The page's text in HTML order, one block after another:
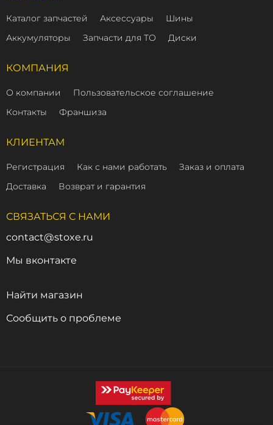
Каталог запчастей Аксессуары
Шины
Аккумуляторы
Запчасти для ТО Диски
КОМПАНИЯ
О компании
Пользовательское соглашение
Контакты
Франшиза
КЛИЕНТАМ
Регистрация Как с нами работать
Заказ и оплата
Доставка
Возврат и гарантия
СВЯЗАТЬСЯ С НАМИ
contact@stoxe.ru
Мы вконтакте
Найти магазин
Сообщить о проблеме